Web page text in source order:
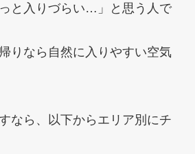
っと入りづらい…」と思う人で
りなら自然に入りやすい空気
なら、以下からエリア別にチ